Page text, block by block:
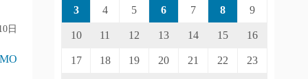
日
3 4 5 6 7 8 9
10 11 12 13 14 15 16
17 18 19 20 21 22 23